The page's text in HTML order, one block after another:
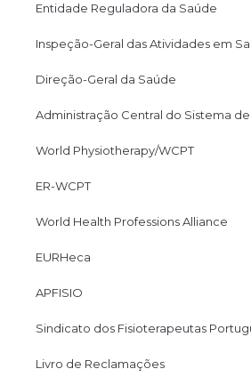
Entidade Reguladora da Saúde
Inspeção-Geral das Atividades em
Direção-Geral da Saúde
Administração Central do Sistema
World Physiotherapy/WCPT
ER-WCPT
World Health Professions Alliance
EURHeca
APFISIO
Sindicato dos Fisioterapeutas
Livro de Reclamações